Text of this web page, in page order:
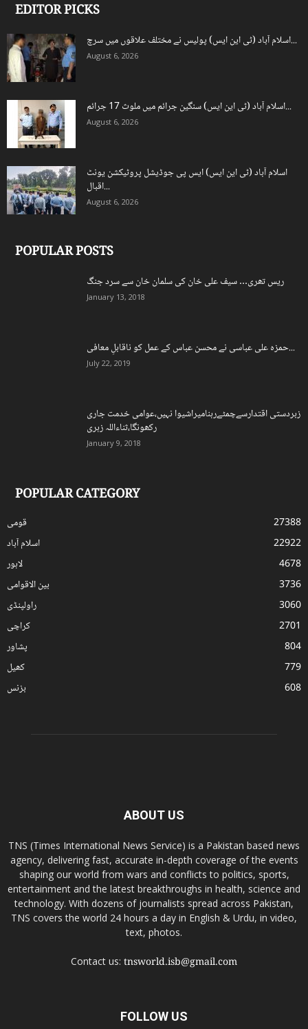
EDITOR PICKS
اسلام آباد (ٹی این ایس) پولیس نے مختلف علاقوں میں سرچ...
August 6, 2026
اسلام آباد (ٹی این ایس) سنگین جرائم میں ملوث 17 جرائم...
August 6, 2026
اسلام آباد (ٹی این ایس) ایس پی جوڈیشل پروٹیکشن یونٹ
اقبال...
August 6, 2026
POPULAR POSTS
ریس تھری… سیف علی خان کی سلمان خان سے سرد جنگ
January 13, 2018
حمزہ علی عباسی نے محسن عباس کے عمل کو ناقابلِ معافی...
July 22, 2019
زبردستی اقتدارسےچمٹےرہنامیراشیوا نہیں،عوامی خدمت جاری
رکھونگا،ثناءاللہ زہری
January 9, 2018
POPULAR CATEGORY
قومی
27388
اسلام آباد
22922
لاہور
4678
بین الاقوامی
3736
راولپنڈی
3060
کراچی
2701
پشاور
804
کھیل
779
بزنس
608
ABOUT US
TNS (Times International News Service) is a Pakistan based news
agency, delivering fast, accurate in-depth coverage of the events
shaping our world from wars and conflicts to politics, sports,
entertainment and the latest breakthroughs in health, science and
technology. With dozens of journalists spread across Pakistan,
TNS covers the world 24 hours a day in English & Urdu, in video,
text, photos.
Contact us: tnsworld.isb@gmail.com
FOLLOW US